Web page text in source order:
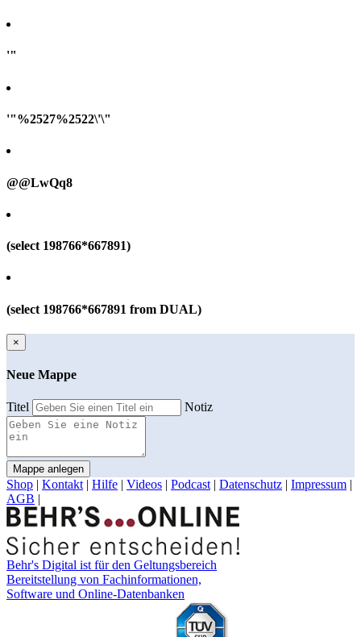
'"
'"%2527%2522\'\"
@@LwQq8
(select 198766*667891)
(select 198766*667891 from DUAL)
×
Neue Mappe
Titel Notiz
Mappe anlegen
Shop | Kontakt | Hilfe | Videos | Podcast | Datenschutz | Impressum |
AGB |
Behr's Digital ist für den Geltungsbereich
Bereitstellung von Fachinformationen,
Software und Online-Datenbanken